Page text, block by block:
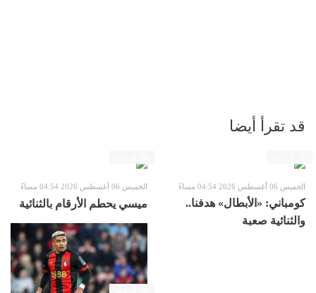
قد تقرأ أيضا
الخميس 06 أغسطس 2026 04:54 مساءً
كومباني: «الأبطال» هدفنا..
والثنائية صعبة
الخميس 06 أغسطس 2026 04:54 مساءً
ميسي يحطم الأرقام بالثنائية